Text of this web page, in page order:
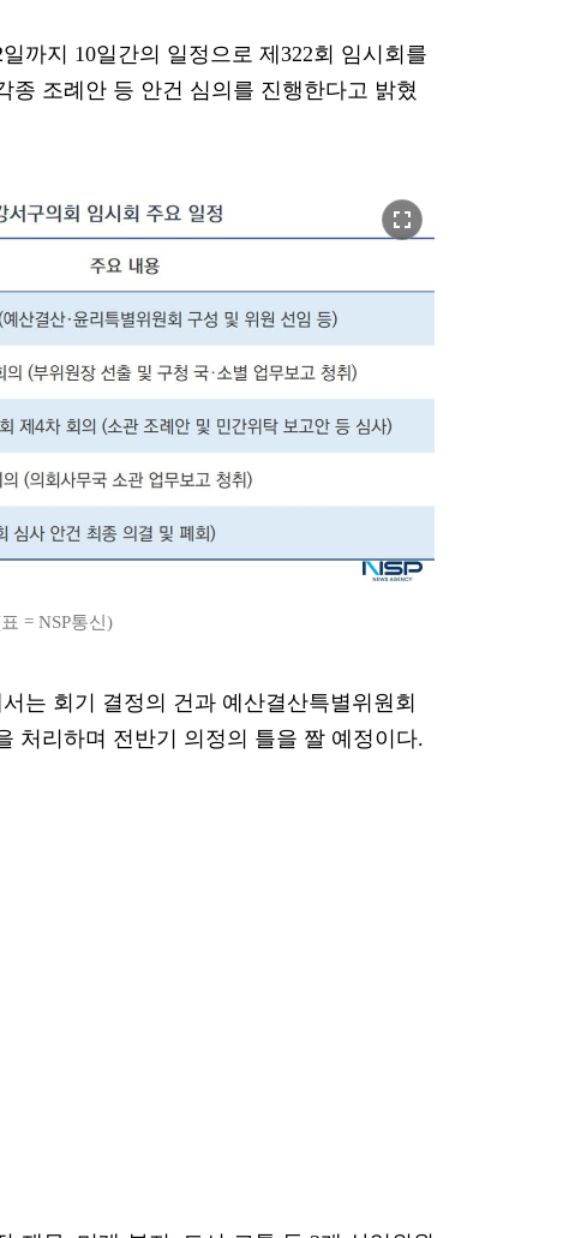
까지 10일간의 일정으로 제322회 임시회를
종 조례안 등 안건 심의를 진행한다고 밝혔
fullscreen
= NSP통신)
는 회기 결정의 건과 예산결산특별위원회
처리하며 전반기 의정의 틀을 짤 예정이다.